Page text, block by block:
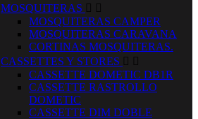
MOSQUITERAS  
MOSQUITERAS CAMPER
MOSQUITERAS CARAVANA
CORTINAS MOSQUITERAS.
CASSETTES Y STORES  
CASSETTE DOMETIC DB1R
CASSETTE RASTROLLO
DOMETIC
CASSETTE DIM DOBLE